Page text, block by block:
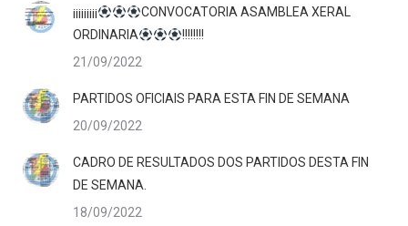
¡¡¡¡¡¡¡¡¡
CONVOCATORIA ASAMBLEA XERAL
ORDINARIA
!!!!!!!!
21/09/2022
PARTIDOS OFICIAIS PARA ESTA FIN DE SEMANA
20/09/2022
CADRO DE RESULTADOS DOS PARTIDOS DESTA FIN
DE SEMANA.
18/09/2022